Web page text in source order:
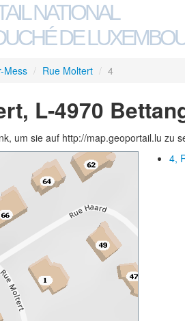
NATIONAL
DE
Mess / Rue Moltert / 4
L-4970
um sie auf http://map.geoportail.lu zu
4,